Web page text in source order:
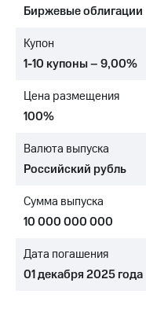
Достижения
Интервью
отчетность
Контакты
Новости
в
и акционерам
Корпоративное
Биржевые облигации
Купон
1-10 купоны – 9,00%
Цена размещения
100%
Валюта выпуска
Российский рубль
Сумма выпуска
10 000 000 000
Дата погашения
01 декабря 2025 года